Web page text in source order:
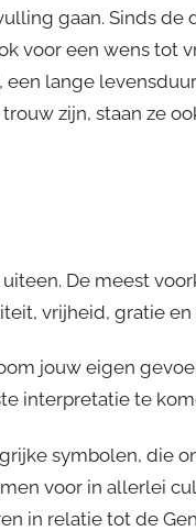
gaan. Sinds de
voor een wens tot
lange
zijn, staan ze
De meest
vrijheid, gratie
jouw eigen
interpretatie te
symbolen, die
voor in allerlei
in relatie tot de